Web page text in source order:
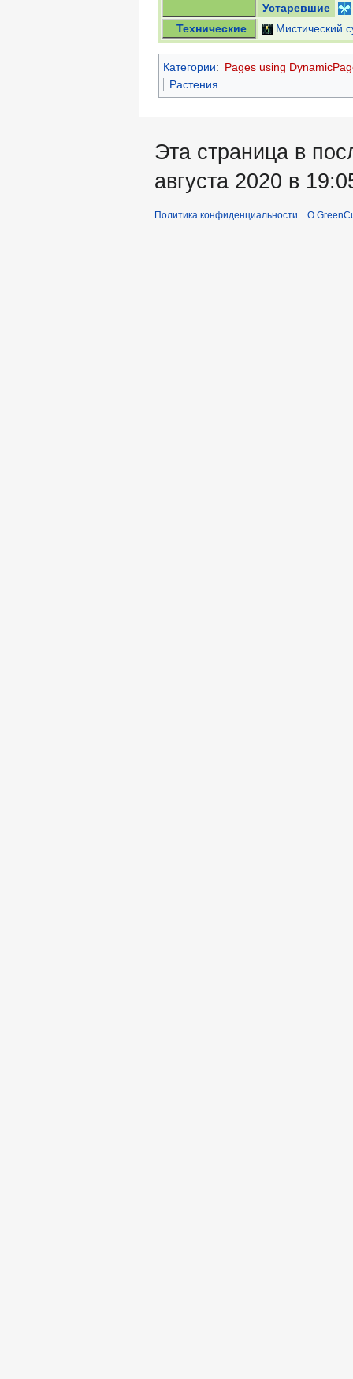
Устаревшие
Технические
Мистический
Категории: Pages using
Растения
Эта страница в
августа 2020 в
Политика конфиденциальности О